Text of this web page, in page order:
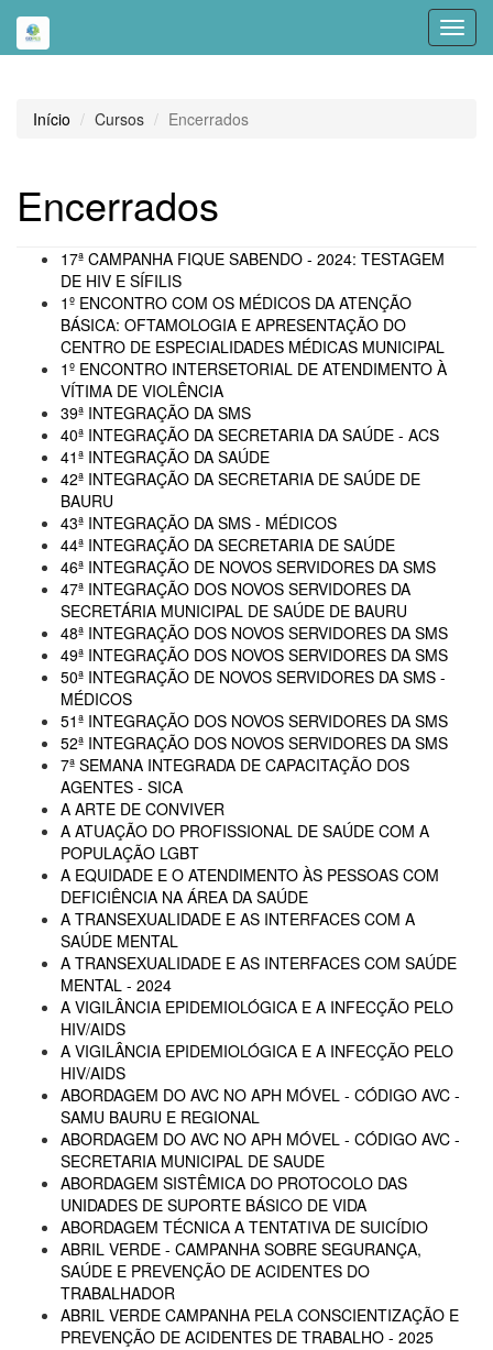
Início Cursos Encerrados
Encerrados
17ª CAMPANHA FIQUE SABENDO - 2024: TESTAGEM
DE HIV E SÍFILIS
1º ENCONTRO COM OS MÉDICOS DA ATENÇÃO
BÁSICA: OFTAMOLOGIA E APRESENTAÇÃO DO
CENTRO DE ESPECIALIDADES MÉDICAS MUNICIPAL
1º ENCONTRO INTERSETORIAL DE ATENDIMENTO À
VÍTIMA DE VIOLÊNCIA
39ª INTEGRAÇÃO DA SMS
40ª INTEGRAÇÃO DA SECRETARIA DA SAÚDE - ACS
41ª INTEGRAÇÃO DA SAÚDE
42ª INTEGRAÇÃO DA SECRETARIA DE SAÚDE DE
BAURU
43ª INTEGRAÇÃO DA SMS - MÉDICOS
44ª INTEGRAÇÃO DA SECRETARIA DE SAÚDE
46ª INTEGRAÇÃO DE NOVOS SERVIDORES DA SMS
47ª INTEGRAÇÃO DOS NOVOS SERVIDORES DA
SECRETÁRIA MUNICIPAL DE SAÚDE DE BAURU
48ª INTEGRAÇÃO DOS NOVOS SERVIDORES DA SMS
49ª INTEGRAÇÃO DOS NOVOS SERVIDORES DA SMS
50ª INTEGRAÇÃO DE NOVOS SERVIDORES DA SMS -
MÉDICOS
51ª INTEGRAÇÃO DOS NOVOS SERVIDORES DA SMS
52ª INTEGRAÇÃO DOS NOVOS SERVIDORES DA SMS
7ª SEMANA INTEGRADA DE CAPACITAÇÃO DOS
AGENTES - SICA
A ARTE DE CONVIVER
A ATUAÇÃO DO PROFISSIONAL DE SAÚDE COM A
POPULAÇÃO LGBT
A EQUIDADE E O ATENDIMENTO ÀS PESSOAS COM
DEFICIÊNCIA NA ÁREA DA SAÚDE
A TRANSEXUALIDADE E AS INTERFACES COM A
SAÚDE MENTAL
A TRANSEXUALIDADE E AS INTERFACES COM SAÚDE
MENTAL - 2024
A VIGILÂNCIA EPIDEMIOLÓGICA E A INFECÇÃO PELO
HIV/AIDS
A VIGILÂNCIA EPIDEMIOLÓGICA E A INFECÇÃO PELO
HIV/AIDS
ABORDAGEM DO AVC NO APH MÓVEL - CÓDIGO AVC -
SAMU BAURU E REGIONAL
ABORDAGEM DO AVC NO APH MÓVEL - CÓDIGO AVC -
SECRETARIA MUNICIPAL DE SAUDE
ABORDAGEM SISTÊMICA DO PROTOCOLO DAS
UNIDADES DE SUPORTE BÁSICO DE VIDA
ABORDAGEM TÉCNICA A TENTATIVA DE SUICÍDIO
ABRIL VERDE - CAMPANHA SOBRE SEGURANÇA,
SAÚDE E PREVENÇÃO DE ACIDENTES DO
TRABALHADOR
ABRIL VERDE CAMPANHA PELA CONSCIENTIZAÇÃO E
PREVENÇÃO DE ACIDENTES DE TRABALHO - 2025